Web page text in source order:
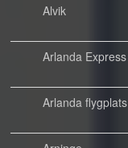
Alvik
Arlanda Express
Arlanda flygplats